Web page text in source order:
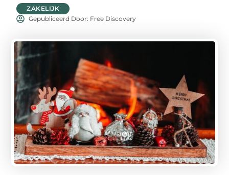
ZAKELIJK
Gepubliceerd Door: Free Discovery